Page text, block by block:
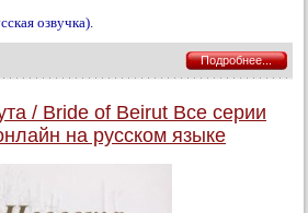
озвучка).
Подробнее...
/ Bride of Beirut Все серии
на русском языке